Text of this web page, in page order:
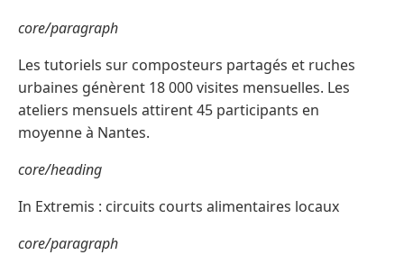
core/paragraph
Les tutoriels sur composteurs partagés et ruches
urbaines génèrent 18 000 visites mensuelles. Les
ateliers mensuels attirent 45 participants en
moyenne à Nantes.
core/heading
In Extremis : circuits courts alimentaires locaux
core/paragraph